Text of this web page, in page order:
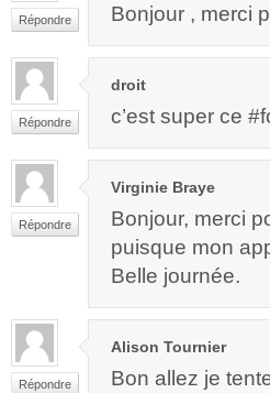
Répondre Bonjour , merci
Répondre
droit
c’est super ce
Répondre
Virginie Braye
Bonjour, merci
puisque mon
Belle journée.
Répondre
Alison Tournier
Bon allez je